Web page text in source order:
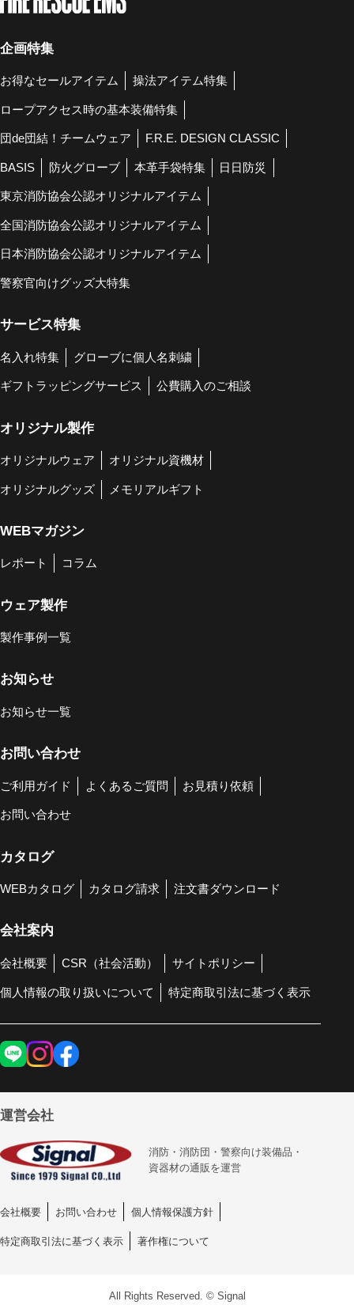
企画特集
お得なセールアイテム 操法アイテム特集
ロープアクセス時の基本装備特集
団de団結！チームウェア F.R.E. DESIGN CLASSIC
BASIS 防火グローブ 本革手袋特集 日日防災
東京消防協会公認オリジナルアイテム
全国消防協会公認オリジナルアイテム
日本消防協会公認オリジナルアイテム
警察官向けグッズ大特集
サービス特集
名入れ特集 グローブに個人名刺繍
ギフトラッピングサービス 公費購入のご相談
オリジナル製作
オリジナルウェア オリジナル資機材
オリジナルグッズ メモリアルギフト
WEBマガジン
レポート コラム
ウェア製作
製作事例一覧
お知らせ
お知らせ一覧
お問い合わせ
ご利用ガイド よくあるご質問 お見積り依頼
お問い合わせ
カタログ
WEBカタログ カタログ請求 注文書ダウンロード
会社案内
会社概要 CSR（社会活動） サイトポリシー
個人情報の取り扱いについて 特定商取引法に基づく表示
運営会社
消防・消防団・警察向け装備品・
資器材の通販を運営
会社概要 お問い合わせ 個人情報保護方針
特定商取引法に基づく表示 著作権について
All Rights Reserved. © Signal